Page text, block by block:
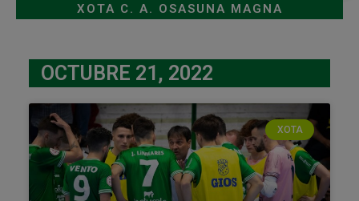
XOTA C. A. OSASUNA MAGNA
OCTUBRE 21, 2022
XOTA